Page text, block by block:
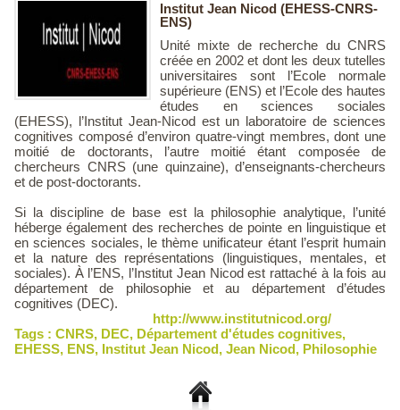
Institut Jean Nicod (EHESS-CNRS-
ENS)
Unité mixte de recherche du CNRS
créée en 2002 et dont les deux tutelles
universitaires sont l’Ecole normale
supérieure (ENS) et l’Ecole des hautes
études en sciences sociales
(EHESS), l’Institut Jean-Nicod est un laboratoire de sciences
cognitives composé d’environ quatre-vingt membres, dont une
moitié de doctorants, l’autre moitié étant composée de
chercheurs CNRS (une quinzaine), d’enseignants-chercheurs
et de post-doctorants.
Si la discipline de base est la philosophie analytique, l’unité
héberge également des recherches de pointe en linguistique et
en sciences sociales, le thème unificateur étant l’esprit humain
et la nature des représentations (linguistiques, mentales, et
sociales). À l’ENS, l’Institut Jean Nicod est rattaché à la fois au
département de philosophie et au département d’études
cognitives (DEC).
http://www.institutnicod.org/
Tags : CNRS, DEC, Département d'études cognitives,
EHESS, ENS, Institut Jean Nicod, Jean Nicod, Philosophie